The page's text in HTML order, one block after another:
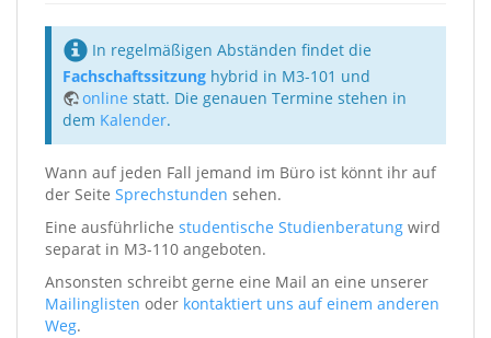
In regelmäßigen Abständen findet die
Fachschaftssitzung hybrid in M3-101 und
online statt. Die genauen Termine stehen in
dem Kalender.
Wann auf jeden Fall jemand im Büro ist könnt ihr auf
der Seite Sprechstunden sehen.
Eine ausführliche studentische Studienberatung wird
separat in M3-110 angeboten.
Ansonsten schreibt gerne eine Mail an eine unserer
Mailinglisten oder kontaktiert uns auf einem anderen
Weg.